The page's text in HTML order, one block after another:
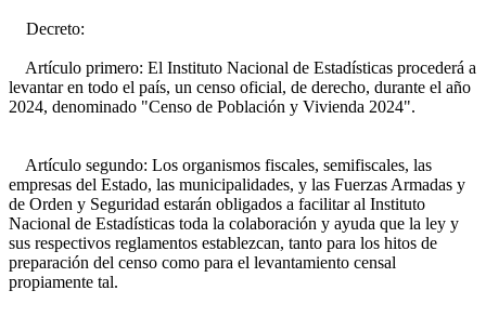
Decreto:
Artículo primero: El Instituto Nacional de Estadísticas procederá a
levantar en todo el país, un censo oficial, de derecho, durante el año
2024, denominado "Censo de Población y Vivienda 2024".
Artículo segundo: Los organismos fiscales, semifiscales, las
empresas del Estado, las municipalidades, y las Fuerzas Armadas y
de Orden y Seguridad estarán obligados a facilitar al Instituto
Nacional de Estadísticas toda la colaboración y ayuda que la ley y
sus respectivos reglamentos establezcan, tanto para los hitos de
preparación del censo como para el levantamiento censal
propiamente tal.